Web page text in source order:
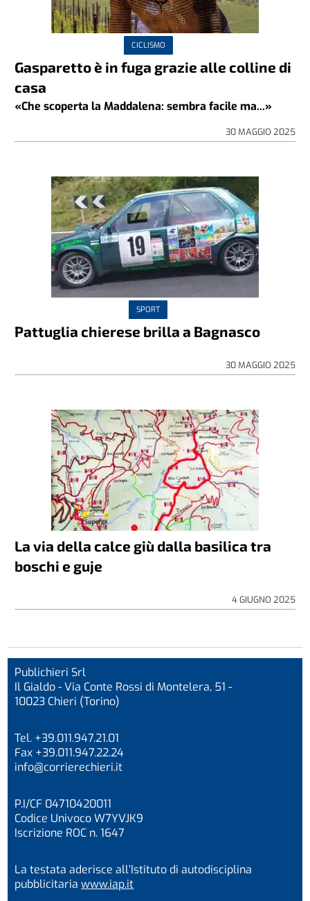
CICLISMO
Gasparetto è in fuga grazie alle colline di
casa
«Che scoperta la Maddalena: sembra facile ma...»
30 MAGGIO 2025
SPORT
Pattuglia chierese brilla a Bagnasco
30 MAGGIO 2025
La via della calce giù dalla basilica tra
boschi e guje
4 GIUGNO 2025
Publichieri Srl
Il Gialdo - Via Conte Rossi di Montelera, 51 -
10023 Chieri (Torino)
Tel. +39.011.947.21.01
Fax +39.011.947.22.24
info@corrierechieri.it
P.I/CF 04710420011
Codice Univoco W7YVJK9
Iscrizione ROC n. 1647
La testata aderisce all’Istituto di autodisciplina
pubblicitariawww.iap.it